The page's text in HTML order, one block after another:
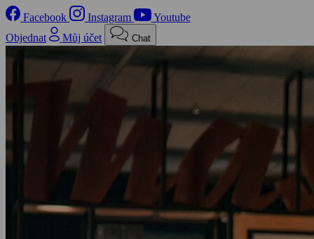
Facebook Instagram
Youtube
Objednat
Můj účet Chat